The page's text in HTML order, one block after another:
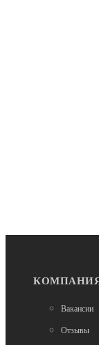
Вакансии
Отзывы